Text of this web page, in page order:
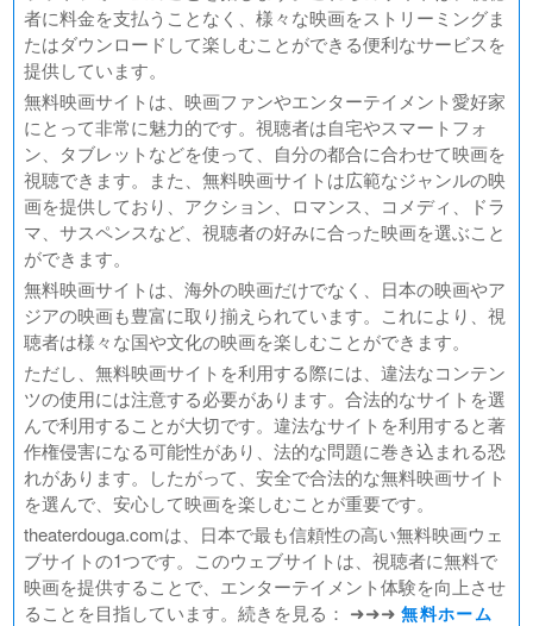
者に料金を支払うことなく、様々な映画をストリーミングま
たはダウンロードして楽しむことができる便利なサービスを
提供しています。
無料映画サイトは、映画ファンやエンターテイメント愛好家
にとって非常に魅力的です。視聴者は自宅やスマートフォ
ン、タブレットなどを使って、自分の都合に合わせて映画を
視聴できます。また、無料映画サイトは広範なジャンルの映
画を提供しており、アクション、ロマンス、コメディ、ドラ
マ、サスペンスなど、視聴者の好みに合った映画を選ぶこと
ができます。
無料映画サイトは、海外の映画だけでなく、日本の映画やア
ジアの映画も豊富に取り揃えられています。これにより、視
聴者は様々な国や文化の映画を楽しむことができます。
ただし、無料映画サイトを利用する際には、違法なコンテン
ツの使用には注意する必要があります。合法的なサイトを選
んで利用することが大切です。違法なサイトを利用すると著
作権侵害になる可能性があり、法的な問題に巻き込まれる恐
れがあります。したがって、安全で合法的な無料映画サイト
を選んで、安心して映画を楽しむことが重要です。
theaterdouga.comは、日本で最も信頼性の高い無料映画ウェ
ブサイトの1つです。このウェブサイトは、視聴者に無料で
映画を提供することで、エンターテイメント体験を向上させ
ることを目指しています。続きを見る： ➜➜➜無料ホーム